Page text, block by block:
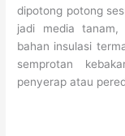
dipotong potong
jadi media tanam,
bahan insulasi
semprotan
penyerap atau